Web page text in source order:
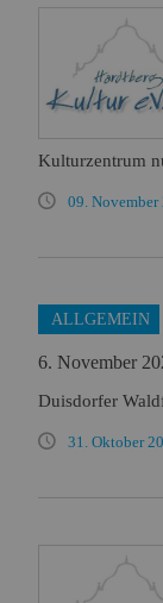
Kulturzentrum
09. November
ALLGEMEIN
6. November
Duisdorfer
31. Oktober